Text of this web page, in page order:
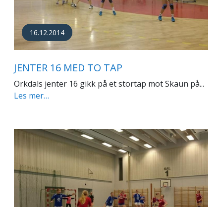
16.12.2014
JENTER 16 MED TO TAP
Orkdals jenter 16 gikk på et stortap mot Skaun på...
Les mer…